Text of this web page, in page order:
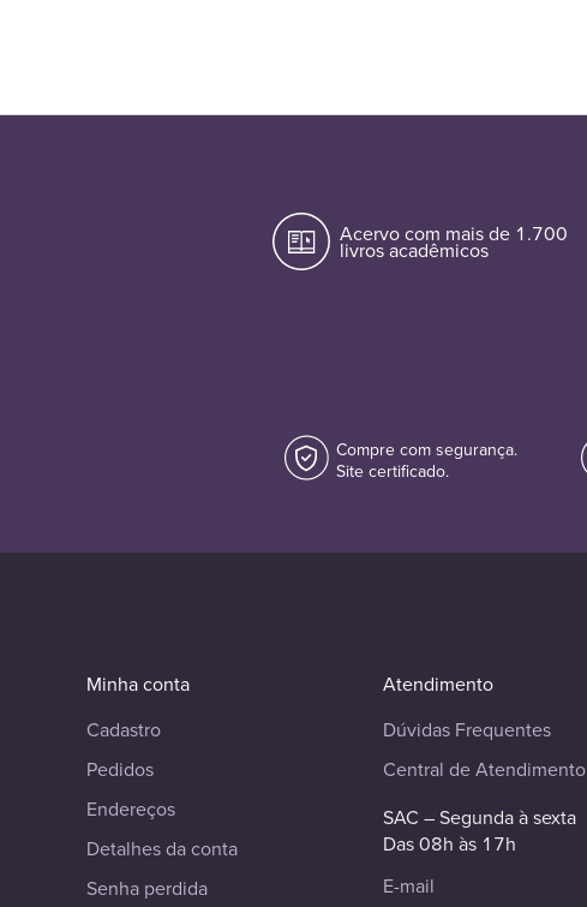
Acervo com mais de 1.700
livros acadêmicos
Compre com segurança.
Site certificado.
Minha conta
Cadastro
Pedidos
Endereços
Detalhes da conta
Senha perdida
Atendimento
Dúvidas Frequentes
Central de Atendimento
SAC – Segunda à sexta
Das 08h às 17h
E-mail